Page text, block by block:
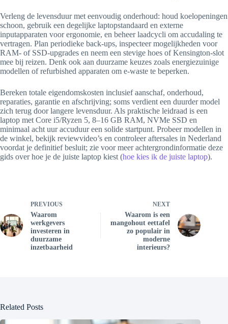
Verleng de levensduur met eenvoudig onderhoud: houd koelopeningen
schoon, gebruik een degelijke laptopstandaard en externe
inputapparaten voor ergonomie, en beheer laadcycli om accudaling te
vertragen. Plan periodieke back-ups, inspecteer mogelijkheden voor
RAM- of SSD-upgrades en neem een stevige hoes of Kensington-slot
mee bij reizen. Denk ook aan duurzame keuzes zoals energiezuinige
modellen of refurbished apparaten om e-waste te beperken.
Bereken totale eigendomskosten inclusief aanschaf, onderhoud,
reparaties, garantie en afschrijving; soms verdient een duurder model
zich terug door langere levensduur. Als praktische leidraad is een
laptop met Core i5/Ryzen 5, 8–16 GB RAM, NVMe SSD en
minimaal acht uur accuduur een solide startpunt. Probeer modellen in
de winkel, bekijk reviewvideo’s en controleer aftersales in Nederland
voordat je definitief besluit; zie voor meer achtergrondinformatie deze
gids over hoe je de juiste laptop kiest (hoe kies ik de juiste laptop).
PREVIOUS
Waarom
werkgevers
investeren in
duurzame
inzetbaarheid
NEXT
Waarom is een
mangohout eettafel
zo populair in
moderne
interieurs?
Related Posts